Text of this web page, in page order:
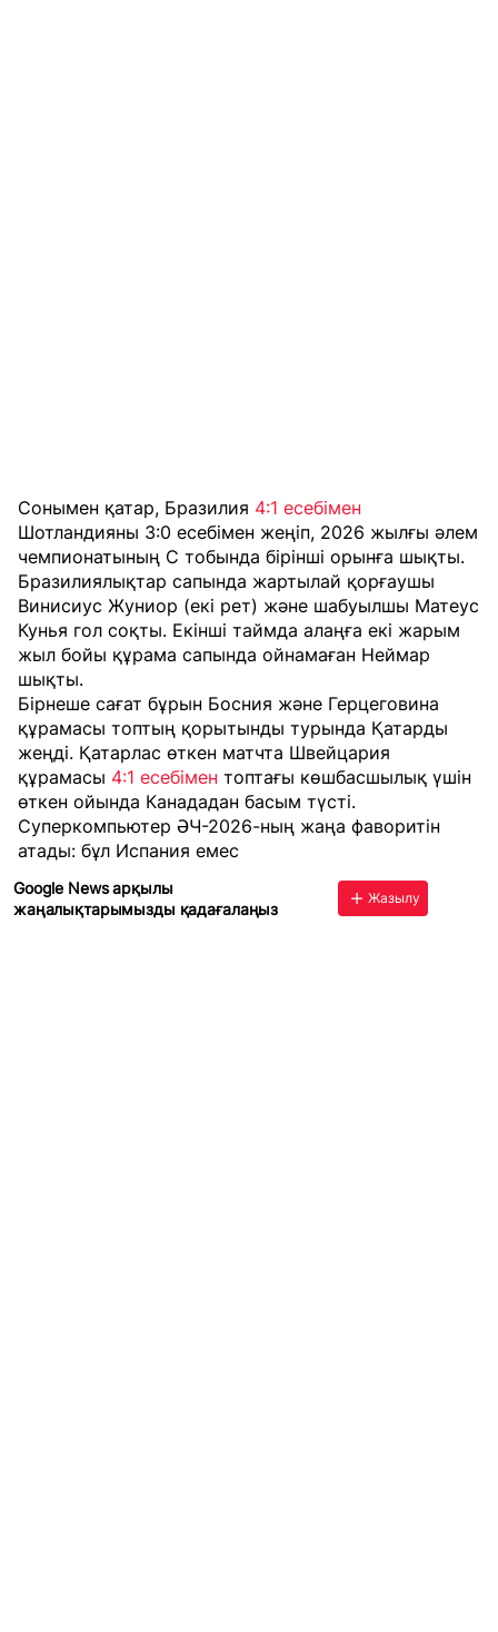
Сонымен қатар, Бразилия 4:1 есебімен
Шотландияны 3:0 есебімен жеңіп, 2026 жылғы әлем
чемпионатының С тобында бірінші орынға шықты.
Бразилиялықтар сапында жартылай қорғаушы
Винисиус Жуниор (екі рет) және шабуылшы Матеус
Кунья гол соқты. Екінші таймда алаңға екі жарым
жыл бойы құрама сапында ойнамаған Неймар
шықты.
Бірнеше сағат бұрын Босния және Герцеговина
құрамасы топтың қорытынды турында Қатарды
жеңді. Қатарлас өткен матчта Швейцария
құрамасы 4:1 есебімен топтағы көшбасшылық үшін
өткен ойында Канададан басым түсті.
Суперкомпьютер ӘЧ-2026-ның жаңа фаворитін
атады: бұл Испания емес
Google News арқылы
жаңалықтарымызды қадағалаңыз
Жазылу